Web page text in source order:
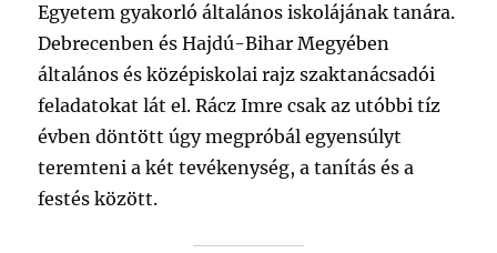
Egyetem gyakorló általános iskolájának tanára.
Debrecenben és Hajdú-Bihar Megyében
általános és középiskolai rajz szaktanácsadói
feladatokat lát el. Rácz Imre csak az utóbbi tíz
évben döntött úgy megpróbál egyensúlyt
teremteni a két tevékenység, a tanítás és a
festés között.